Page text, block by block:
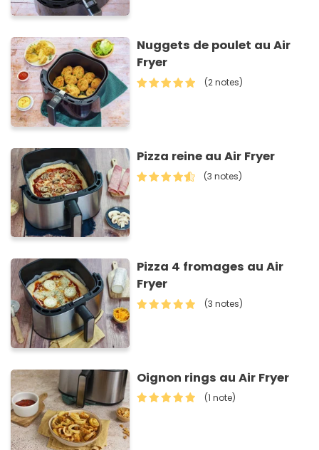
Nuggets de poulet au Air
Fryer
(2 notes)
Pizza reine au Air Fryer
(3 notes)
Pizza 4 fromages au Air
Fryer
(3 notes)
Oignon rings au Air Fryer
(1 note)